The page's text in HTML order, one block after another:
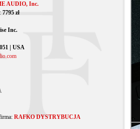
AUDIO, Inc.
7795 zł
Inc.
| USA
RAFKO DYSTRYBUCJA